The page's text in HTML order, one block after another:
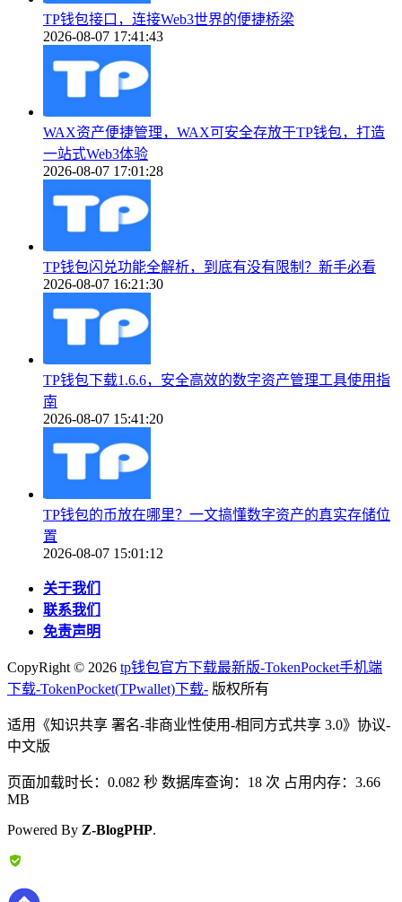
TP钱包接口，连接Web3世界的便捷桥梁
2026-08-07 17:41:43
WAX资产便捷管理，WAX可安全存放于TP钱包，打造
一站式Web3体验
2026-08-07 17:01:28
TP钱包闪兑功能全解析，到底有没有限制？新手必看
2026-08-07 16:21:30
TP钱包下载1.6.6，安全高效的数字资产管理工具使用指
南
2026-08-07 15:41:20
TP钱包的币放在哪里？一文搞懂数字资产的真实存储位
置
2026-08-07 15:01:12
关于我们
联系我们
免责声明
CopyRight © 2026 tp钱包官方下载最新版-TokenPocket手机端
下载-TokenPocket(TPwallet)下载- 版权所有
适用《知识共享 署名-非商业性使用-相同方式共享 3.0》协议-
中文版
页面加载时长：0.082 秒 数据库查询：18 次 占用内存：3.66
MB
Powered By Z-BlogPHP.